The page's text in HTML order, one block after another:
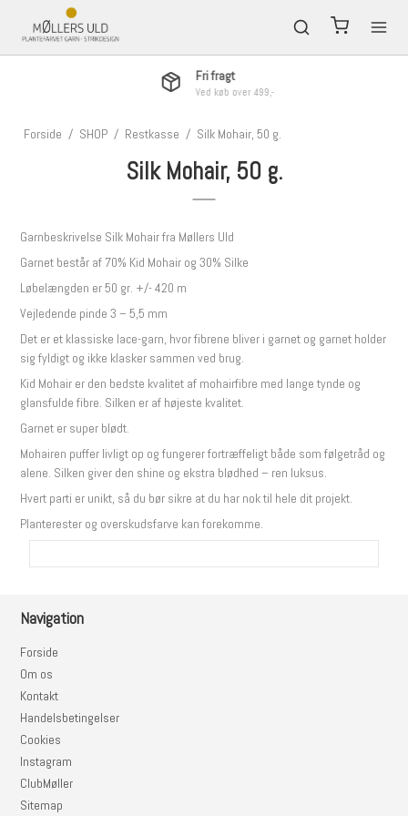
Fri fragt
Ved køb over 499,-
Forside / SHOP / Restkasse / Silk Mohair, 50 g.
Silk Mohair, 50 g.
Garnbeskrivelse Silk Mohair fra Møllers Uld
Garnet består af 70% Kid Mohair og 30% Silke
Løbelængden er 50 gr. +/- 420 m
Vejledende pinde 3 – 5,5 mm
Det er et klassiske lace-garn, hvor fibrene bliver i garnet og garnet holder
sig fyldigt og ikke klasker sammen ved brug.
Kid Mohair er den bedste kvalitet af mohairfibre med lange tynde og
glansfulde fibre. Silken er af højeste kvalitet.
Garnet er super blødt.
Mohairen puffer livligt op og fungerer fortræffeligt både som følgetråd og
alene. Silken giver den shine og ekstra blødhed – ren luksus.
Hvert parti er unikt, så du bør sikre at du har nok til hele dit projekt.
Planterester og overskudsfarve kan forekomme.
Navigation
Forside
Om os
Kontakt
Handelsbetingelser
Cookies
Instagram
ClubMøller
Sitemap